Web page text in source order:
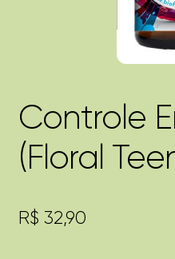
Controle
(Floral
R$ 32,90